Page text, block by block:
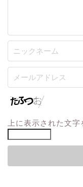
上に表示された文